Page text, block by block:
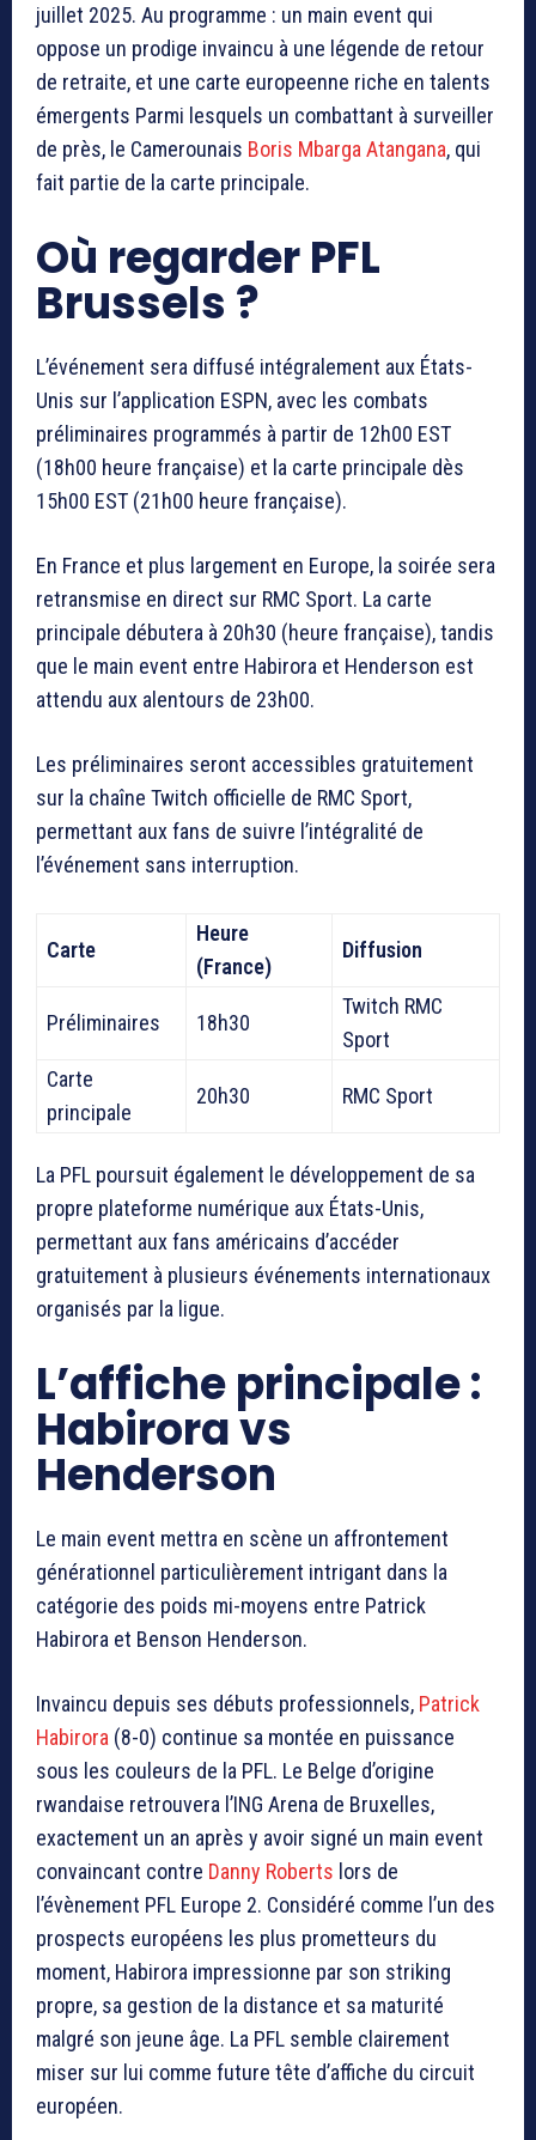
juillet 2025. Au programme : un main event qui
oppose un prodige invaincu à une légende de retour
de retraite, et une carte europeenne riche en talents
émergents Parmi lesquels un combattant à surveiller
de près, le Camerounais Boris Mbarga Atangana, qui
fait partie de la carte principale.
Où regarder PFL
Brussels ?
L’événement sera diffusé intégralement aux États-
Unis sur l’application ESPN, avec les combats
préliminaires programmés à partir de 12h00 EST
(18h00 heure française) et la carte principale dès
15h00 EST (21h00 heure française).
En France et plus largement en Europe, la soirée sera
retransmise en direct sur RMC Sport. La carte
principale débutera à 20h30 (heure française), tandis
que le main event entre Habirora et Henderson est
attendu aux alentours de 23h00.
Les préliminaires seront accessibles gratuitement
sur la chaîne Twitch officielle de RMC Sport,
permettant aux fans de suivre l’intégralité de
l’événement sans interruption.
Carte
Heure
(France)
Diffusion
Préliminaires 18h30
Twitch RMC
Sport
Carte
principale
20h30 RMC Sport
La PFL poursuit également le développement de sa
propre plateforme numérique aux États-Unis,
permettant aux fans américains d’accéder
gratuitement à plusieurs événements internationaux
organisés par la ligue.
L’affiche principale :
Habirora vs
Henderson
Le main event mettra en scène un affrontement
générationnel particulièrement intrigant dans la
catégorie des poids mi-moyens entre Patrick
Habirora et Benson Henderson.
Invaincu depuis ses débuts professionnels, Patrick
Habirora (8-0) continue sa montée en puissance
sous les couleurs de la PFL. Le Belge d’origine
rwandaise retrouvera l’ING Arena de Bruxelles,
exactement un an après y avoir signé un main event
convaincant contre Danny Roberts lors de
l’évènement PFL Europe 2. Considéré comme l’un des
prospects européens les plus prometteurs du
moment, Habirora impressionne par son striking
propre, sa gestion de la distance et sa maturité
malgré son jeune âge. La PFL semble clairement
miser sur lui comme future tête d’affiche du circuit
européen.